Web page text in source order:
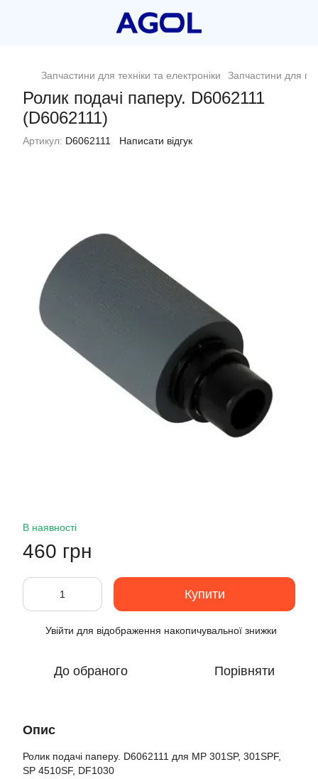
Запчастини для техніки та електроніки Запчастини для
Ролик подачі паперу. D6062111
(D6062111)
Артикул: D6062111 Написати відгук
В наявності
460 грн
Купити
Увійти для відображення накопичувальної знижки
До обраного Порівняти
Опис
Ролик подачі паперу. D6062111 для MP 301SP, 301SPF,
SP 4510SF, DF1030